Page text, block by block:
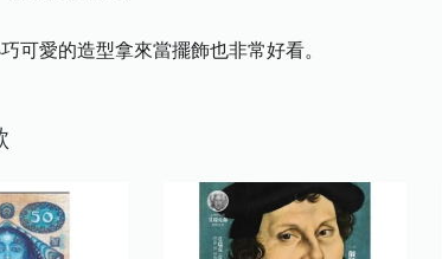
可愛的造型拿來當擺飾也非常好看。